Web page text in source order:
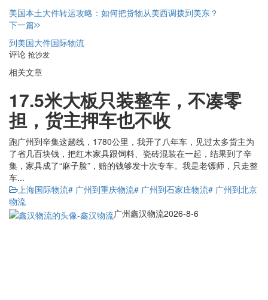
美国本土大件转运攻略：如何把货物从美西调拨到美东？
下一篇
到美国大件国际物流
评论 抢沙发
相关文章
17.5米大板只装整车，不凑零
担，货主押车也不收
跑广州到辛集这趟线，1780公里，我开了八年车，见过太多货主为
了省几百块钱，把红木家具跟饲料、瓷砖混装在一起，结果到了辛
集，家具成了“麻子脸”，赔的钱够发十次专车。我是老镖师，只走整
车...
上海国际物流# 广州到重庆物流# 广州到石家庄物流# 广州到北京
物流
广州鑫汉物流2026-8-6